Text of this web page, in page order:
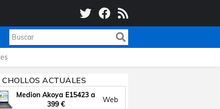
CHOLLOS ACTUALES
Medion Akoya E15423 a
399 €
Web